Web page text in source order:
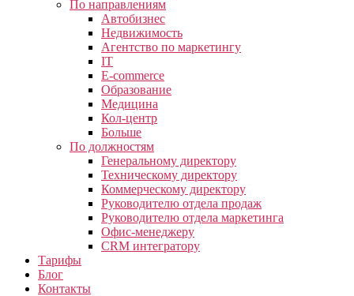
По направлениям
Автобизнес
Недвижимость
Агентство по маркетингу
IT
E-commerce
Образование
Медицина
Кол-центр
Больше
По должностям
Генеральному директору
Техническому директору
Коммерческому директору
Руководителю отдела продаж
Руководителю отдела маркетинга
Офис-менеджеру
CRM интегратору
Тарифы
Блог
Контакты